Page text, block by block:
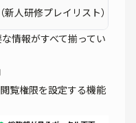
人研修プレイリスト）
情報がすべて揃ってい
覧権限を設定する機能